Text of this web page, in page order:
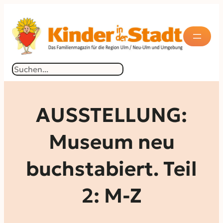
Inhalt
springen
Suchen
AUSSTELLUNG:
Museum neu
buchstabiert. Teil
2: M-Z